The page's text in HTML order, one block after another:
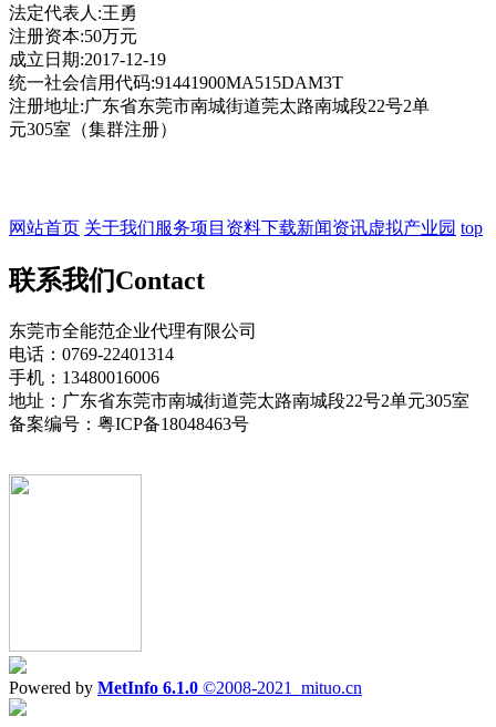
法定代表人:王勇
注册资本:50万元
成立日期:2017-12-19
统一社会信用代码:91441900MA515DAM3T
注册地址:广东省东莞市南城街道莞太路南城段22号2单
元305室（集群注册）
网站首页 关于我们服务项目 资料下载新闻资讯虚拟产业园 top
联系我们Contact
东莞市全能范企业代理有限公司
电话：0769-22401314
手机：13480016006
地址：广东省东莞市南城街道莞太路南城段22号2单元305室
备案编号：粤ICP备18048463号
Powered by MetInfo 6.1.0 ©2008-2021 mituo.cn